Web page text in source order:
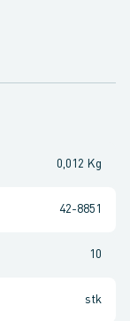
0,012 Kg
42-8851
10
stk